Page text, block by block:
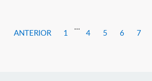
ANTERIOR 1
…
4 5 6 7